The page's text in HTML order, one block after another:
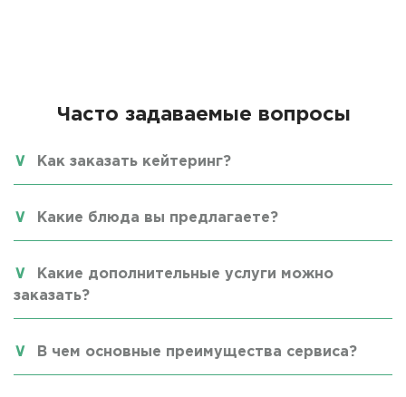
Часто задаваемые вопросы
Как заказать кейтеринг?
Какие блюда вы предлагаете?
Какие дополнительные услуги можно
заказать?
В чем основные преимущества сервиса?